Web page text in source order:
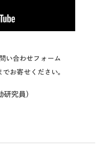
い合わせフォーム
でお寄せください。
究員）